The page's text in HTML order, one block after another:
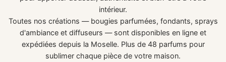
intérieur.
Toutes nos créations — bougies parfumées, fondants, sprays
d'ambiance et diffuseurs — sont disponibles en ligne et
expédiées depuis la Moselle. Plus de 48 parfums pour
sublimer chaque pièce de votre maison.